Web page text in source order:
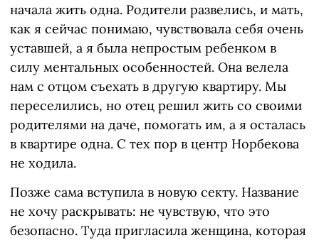
начала жить одна. Родители развелись, и мать,
как я сейчас понимаю, чувствовала себя очень
уставшей, а я была непростым ребенком в
силу ментальных особенностей. Она велела
нам с отцом съехать в другую квартиру. Мы
переселились, но отец решил жить со своими
родителями на даче, помогать им, а я осталась
в квартире одна. С тех пор в центр Норбекова
не ходила.
Позже сама вступила в новую секту. Название
не хочу раскрывать: не чувствую, что это
безопасно. Туда пригласила женщина, которая